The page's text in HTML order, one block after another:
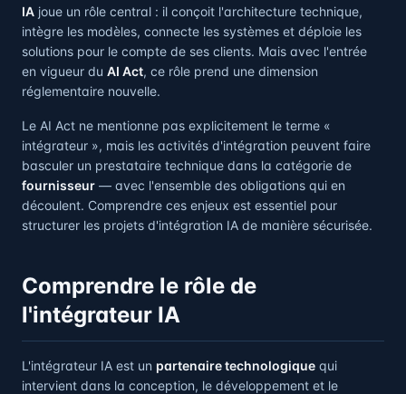
IA joue un rôle central : il conçoit l'architecture technique,
intègre les modèles, connecte les systèmes et déploie les
solutions pour le compte de ses clients. Mais avec l'entrée
en vigueur du AI Act, ce rôle prend une dimension
réglementaire nouvelle.
Le AI Act ne mentionne pas explicitement le terme «
intégrateur », mais les activités d'intégration peuvent faire
basculer un prestataire technique dans la catégorie de
fournisseur — avec l'ensemble des obligations qui en
découlent. Comprendre ces enjeux est essentiel pour
structurer les projets d'intégration IA de manière sécurisée.
Comprendre le rôle de
l'intégrateur IA
L'intégrateur IA est un partenaire technologique qui
intervient dans la conception, le développement et le